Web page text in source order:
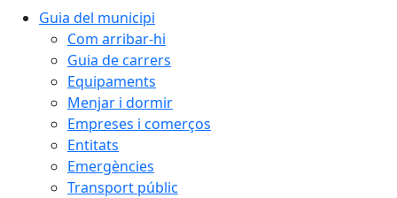
Guia del municipi
Com arribar-hi
Guia de carrers
Equipaments
Menjar i dormir
Empreses i comerços
Entitats
Emergències
Transport públic